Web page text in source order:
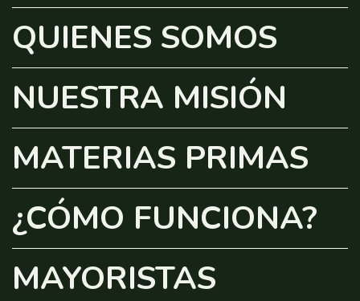
QUIENES SOMOS
NUESTRA MISIÓN
MATERIAS PRIMAS
¿CÓMO FUNCIONA?
MAYORISTAS